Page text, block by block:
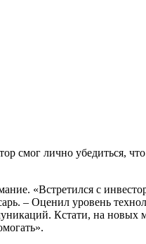
смог лично убедиться,
«Встретился с
– Оценил уровень
Кстати, на новых